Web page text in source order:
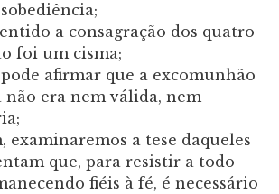
a consagração dos quatro
foi um cisma;
afirmar que a excomunhão
era nem válida, nem
examinaremos a tese daqueles
que, para resistir a todo
fiéis à fé, é necessário